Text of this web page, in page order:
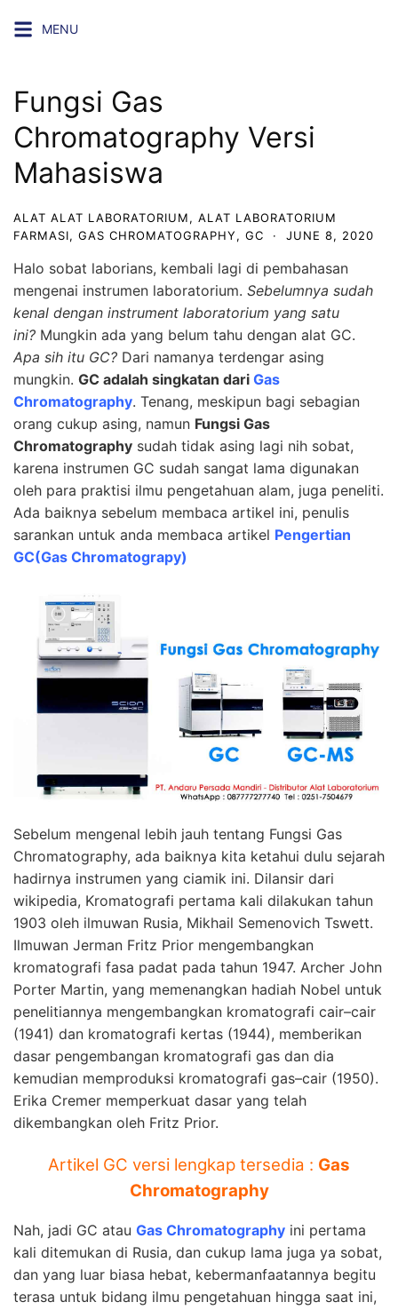
MENU
Fungsi Gas
Chromatography Versi
Mahasiswa
ALAT ALAT LABORATORIUM, ALAT LABORATORIUM
FARMASI, GAS CHROMATOGRAPHY, GC · JUNE 8, 2020
Halo sobat laborians, kembali lagi di pembahasan
mengenai instrumen laboratorium. Sebelumnya sudah
kenal dengan instrument laboratorium yang satu
ini? Mungkin ada yang belum tahu dengan alat GC.
Apa sih itu GC? Dari namanya terdengar asing
mungkin. GC adalah singkatan dari Gas
Chromatography. Tenang, meskipun bagi sebagian
orang cukup asing, namun Fungsi Gas
Chromatography sudah tidak asing lagi nih sobat,
karena instrumen GC sudah sangat lama digunakan
oleh para praktisi ilmu pengetahuan alam, juga peneliti.
Ada baiknya sebelum membaca artikel ini, penulis
sarankan untuk anda membaca artikel Pengertian
GC(Gas Chromatograpy)
Sebelum mengenal lebih jauh tentang Fungsi Gas
Chromatography, ada baiknya kita ketahui dulu sejarah
hadirnya instrumen yang ciamik ini. Dilansir dari
wikipedia, Kromatografi pertama kali dilakukan tahun
1903 oleh ilmuwan Rusia, Mikhail Semenovich Tswett.
Ilmuwan Jerman Fritz Prior mengembangkan
kromatografi fasa padat pada tahun 1947. Archer John
Porter Martin, yang memenangkan hadiah Nobel untuk
penelitiannya mengembangkan kromatografi cair–cair
(1941) dan kromatografi kertas (1944), memberikan
dasar pengembangan kromatografi gas dan dia
kemudian memproduksi kromatografi gas–cair (1950).
Erika Cremer memperkuat dasar yang telah
dikembangkan oleh Fritz Prior.
Artikel GC versi lengkap tersedia : Gas
Chromatography
Nah, jadi GC atau Gas Chromatography ini pertama
kali ditemukan di Rusia, dan cukup lama juga ya sobat,
dan yang luar biasa hebat, kebermanfaatannya begitu
terasa untuk bidang ilmu pengetahuan hingga saat ini,